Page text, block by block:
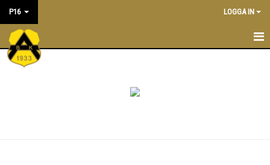
P16 LOGGA IN
P16